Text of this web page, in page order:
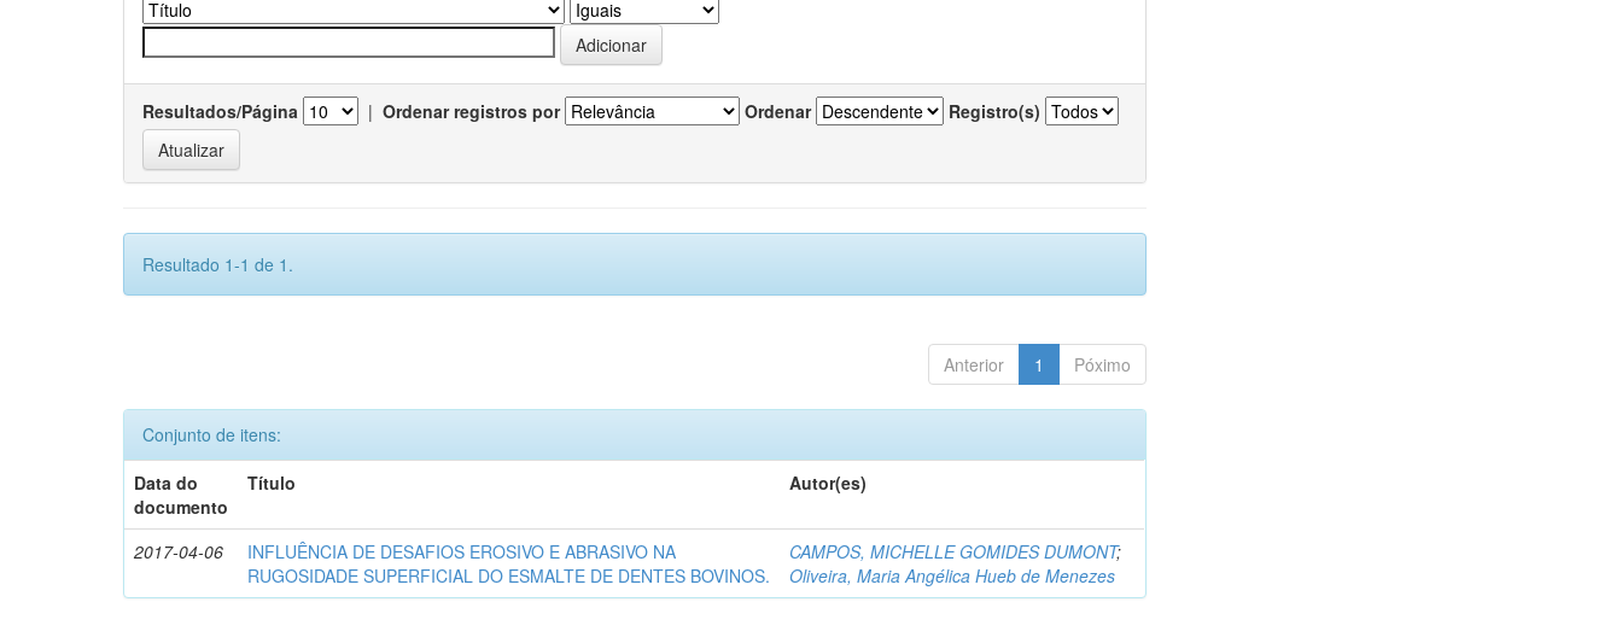
Resultados/Página | Ordenar registros por Ordenar Registro(s)
Resultado 1-1 de 1.
Anterior 1 Póximo
Conjunto de itens:
Data do
documento
Título Autor(es)
2017-04-06
INFLUÊNCIA DE DESAFIOS EROSIVO E ABRASIVO NA
RUGOSIDADE SUPERFICIAL DO ESMALTE DE DENTES BOVINOS.
CAMPOS, MICHELLE GOMIDES DUMONT;
Oliveira, Maria Angélica Hueb de Menezes